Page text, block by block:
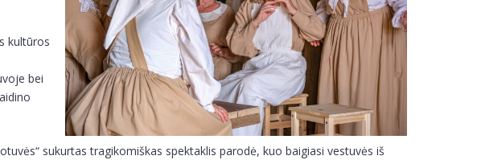
kultūros
bei
sukurtas tragikomiškas spektaklis parodė, kuo baigiasi vestuvės iš